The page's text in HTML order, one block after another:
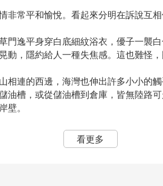
常平和愉悅。看起來分明在訴說互
逸平身穿白底細紋浴衣，優子一襲
，隱約給人一種失焦感。這也難怪
連的西邊，海灣也伸出許多小小的
槽，或從儲油槽到倉庫，皆無陸路可
壁。
魚，因此和一週前相比，港口的船隻
。
看更多